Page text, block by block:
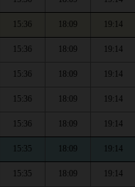
15:36 18:09 19:14
15:36 18:09 19:14
15:36 18:09 19:14
15:36 18:09 19:14
15:36 18:09 19:14
15:35 18:09 19:14
15:35 18:09 19:14